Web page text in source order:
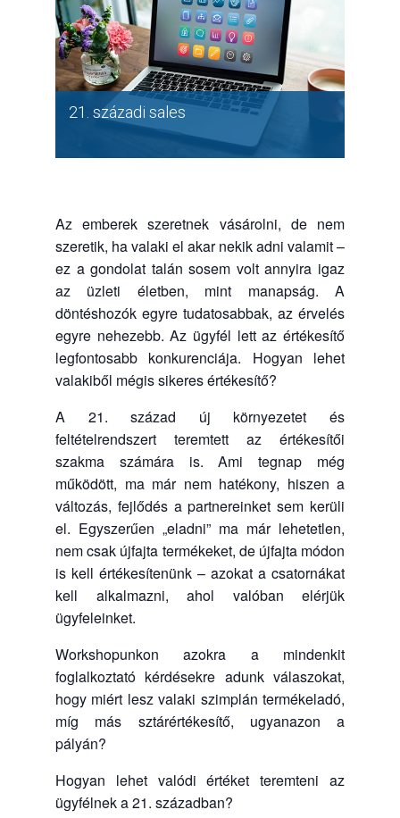
21. századi sales
Az emberek szeretnek vásárolni, de nem
szeretik, ha valaki el akar nekik adni valamit –
ez a gondolat talán sosem volt annyira igaz
az üzleti életben, mint manapság. A
döntéshozók egyre tudatosabbak, az érvelés
egyre nehezebb. Az ügyfél lett az értékesítő
legfontosabb konkurenciája. Hogyan lehet
valakiből mégis sikeres értékesítő?
A 21. század új környezetet és
feltételrendszert teremtett az értékesítői
szakma számára is. Ami tegnap még
működött, ma már nem hatékony, hiszen a
változás, fejlődés a partnereinket sem kerüli
el. Egyszerűen „eladni” ma már lehetetlen,
nem csak újfajta termékeket, de újfajta módon
is kell értékesítenünk – azokat a csatornákat
kell alkalmazni, ahol valóban elérjük
ügyfeleinket.
Workshopunkon azokra a mindenkit
foglalkoztató kérdésekre adunk válaszokat,
hogy miért lesz valaki szimplán termékeladó,
míg más sztárértékesítő, ugyanazon a
pályán?
Hogyan lehet valódi értéket teremteni az
ügyfélnek a 21. században?